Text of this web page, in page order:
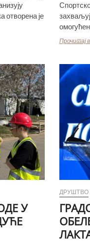
отворена је
Прочитај
У
ДРУШТВО